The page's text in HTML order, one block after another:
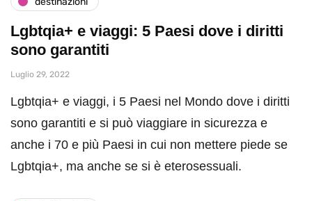
Lgbtqia+ e viaggi: 5 Paesi dove i diritti
sono garantiti
Luglio 29, 2022
Lgbtqia+ e viaggi, i 5 Paesi nel Mondo dove i diritti
sono garantiti e si può viaggiare in sicurezza e
anche i 70 e più Paesi in cui non mettere piede se
Lgbtqia+, ma anche se si è eterosessuali.